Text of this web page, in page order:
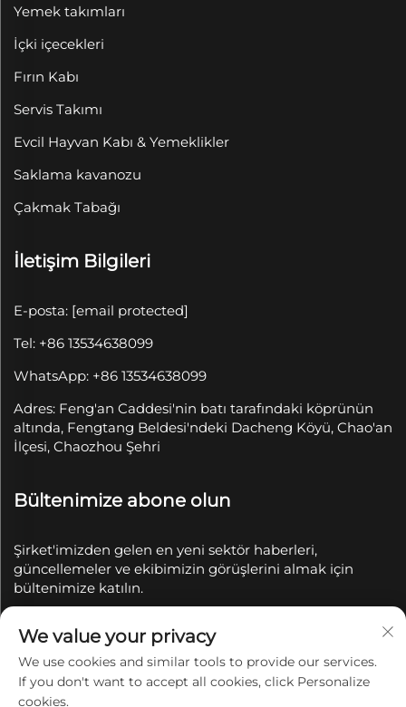
Yemek takımları
İçki içecekleri
Fırın Kabı
Servis Takımı
Evcil Hayvan Kabı & Yemeklikler
Saklama kavanozu
Çakmak Tabağı
İletişim Bilgileri
E-posta: [email protected]
Tel: +86 13534638099
WhatsApp: +86 13534638099
Adres: Feng'an Caddesi'nin batı tarafındaki köprünün
altında, Fengtang Beldesi'ndeki Dacheng Köyü, Chao'an
İlçesi, Chaozhou Şehri
Bültenimize abone olun
Şirket'imizden gelen en yeni sektör haberleri,
güncellemeler ve ekibimizin görüşlerini almak için
bültenimize katılın.
Telif Hakkı © 2025 Chaozhou Qianyue Seramik Sanayi
We value your privacy
We use cookies and similar tools to provide our services.
If you don't want to accept all cookies, click Personalize
cookies.